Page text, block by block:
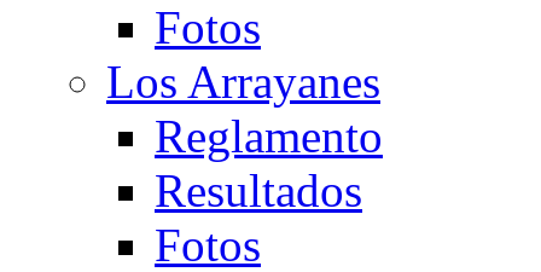
Fotos
Los Arrayanes
Reglamento
Resultados
Fotos